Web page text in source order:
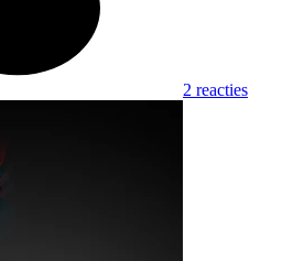
2 reacties